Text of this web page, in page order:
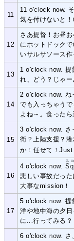
11
11 o'clock now.
気を付けないと！
12
さあ提督！お昼
にホットドック
いサルサソース
13
1 o'clock now. 提
れ、どう？じゃ
14
2 o'clock now. ね
でも入っちゃう
よね～。食ったら
15
3 o'clock now. さ
衛？上陸支援？
か！任せて！
16
4 o'clock now.
ス
悲しい事故だっ
大事なmission！
17
5 o'clock now. 提
洋や地中海の夕
に...行ってみる？
6 o'clock now. さ